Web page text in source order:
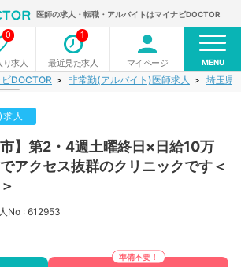
医師の求人・転職・アルバイトはマイナビDOCTOR
り求人
0
最近見た求人
1
マイページ MENU
DOCTOR 非常勤(アルバイト)医師求人 埼玉県
人
市】第2・4週土曜終日×日給10万
アクセス抜群のクリニックです＜
No : 612953